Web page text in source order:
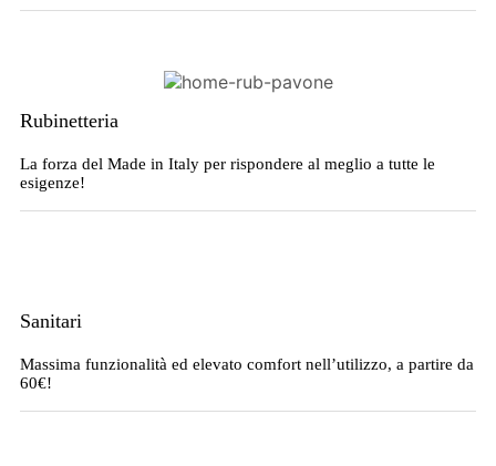
Rubinetteria
La forza del Made in Italy per rispondere al meglio a tutte le
esigenze!
Sanitari
Massima funzionalità ed elevato comfort nell’utilizzo, a partire da
60€!